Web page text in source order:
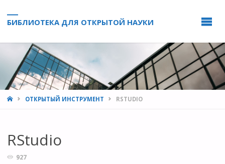
БИБЛИОТЕКА ДЛЯ ОТКРЫТОЙ НАУКИ
HOMEОТКРЫТЫЙ ИНСТРУМЕНТ RSTUDIO
RStudio
927